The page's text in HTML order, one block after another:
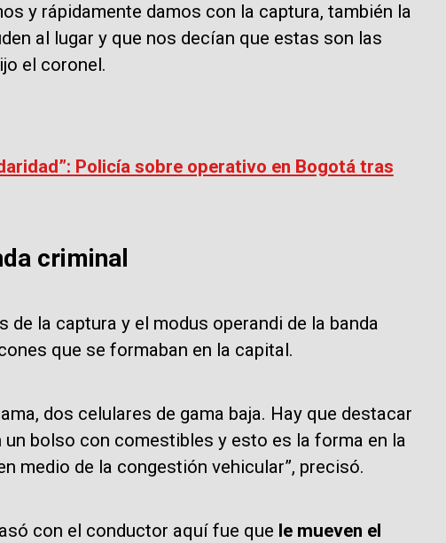
y rápidamente damos con la captura, también la
al lugar y que nos decían que estas son las
el coronel.
Policía sobre operativo en Bogotá tras
criminal
de la captura y el modus operandi de la banda
que se formaban en la capital.
dos celulares de gama baja. Hay que destacar
bolso con comestibles y esto es la forma en la
medio de la congestión vehicular”, precisó.
con el conductor aquí fue que le mueven el